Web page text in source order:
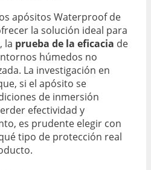
apósitos Waterproof de
la solución ideal para
la prueba de la eficacia de
húmedos no
La investigación en
si el apósito se
de inmersión
efectividad y
es prudente elegir con
tipo de protección real